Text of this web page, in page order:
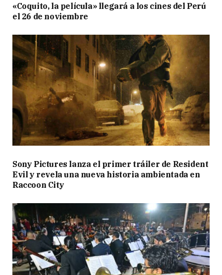
«Coquito, la película» llegará a los cines del Perú
el 26 de noviembre
Sony Pictures lanza el primer tráiler de Resident
Evil y revela una nueva historia ambientada en
Raccoon City